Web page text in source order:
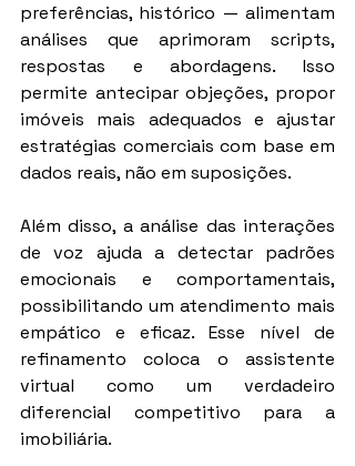
preferências, histórico — alimentam
análises que aprimoram scripts,
respostas e abordagens. Isso
permite antecipar objeções, propor
imóveis mais adequados e ajustar
estratégias comerciais com base em
dados reais, não em suposições.
Além disso, a análise das interações
de voz ajuda a detectar padrões
emocionais e comportamentais,
possibilitando um atendimento mais
empático e eficaz. Esse nível de
refinamento coloca o assistente
virtual como um verdadeiro
diferencial competitivo para a
imobiliária.